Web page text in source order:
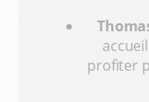
profiter